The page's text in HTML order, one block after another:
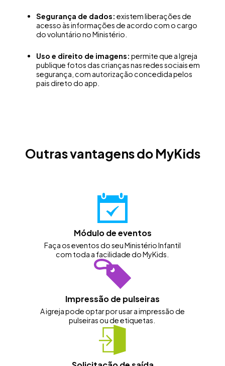
Segurança de dados: existem liberações de
acesso às informações de acordo com o cargo
do voluntário no Ministério.
Uso e direito de imagens: permite que a Igreja
publique fotos das crianças nas redes sociais em
segurança, com autorização concedida pelos
pais direto do app.
Outras vantagens do MyKids
Módulo de eventos
Faça os eventos do seu Ministério Infantil
com toda a facilidade do MyKids.
Impressão de pulseiras
A igreja pode optar por usar a impressão de
pulseiras ou de etiquetas.